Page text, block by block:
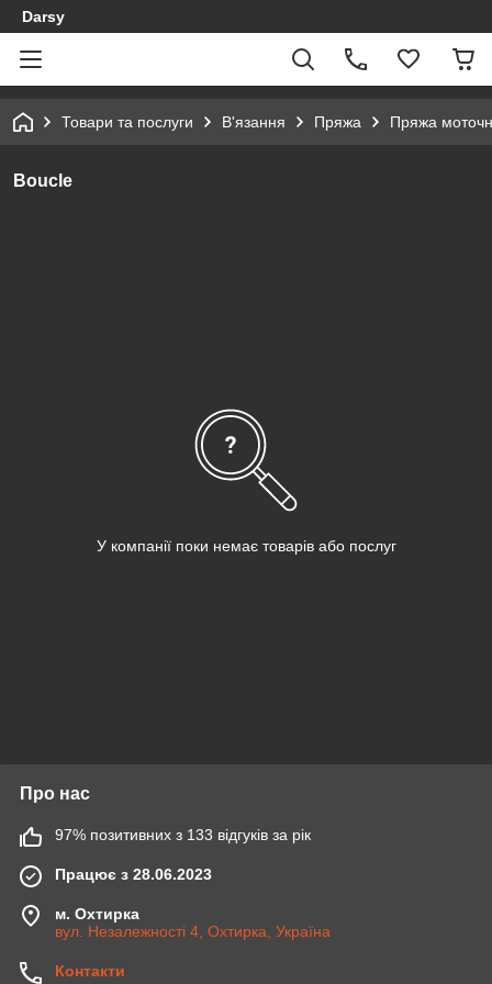
Darsy
Товари та послуги В'язання Пряжа Пряжа
Boucle
У компанії поки немає товарів або послуг
Про нас
97% позитивних з 133 відгуків за рік
Працює з 28.06.2023
м. Охтирка
вул. Незалежності 4, Охтирка, Україна
Контакти